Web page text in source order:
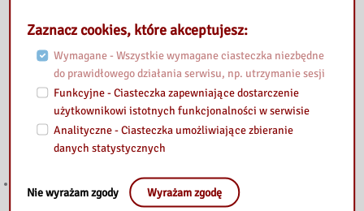
Also read
Teakrzyk kamishibai – zajęcia dla uczniów ze Szkoły Podstawowej nr
6 w Siedlcach – 05.04.2022r.
Zaznacz cookies, które akceptujesz:
Wymagane - Wszystkie wymagane ciasteczka niezbędne
do prawidłowego działania serwisu, np. utrzymanie sesji
Funkcyjne - Ciasteczka zapewniające dostarczenie
użytkownikowi istotnych funkcjonalności w serwisie
Analityczne - Ciasteczka umożliwiające zbieranie
danych statystycznych
Nie wyrażam zgody Wyrażam zgodę